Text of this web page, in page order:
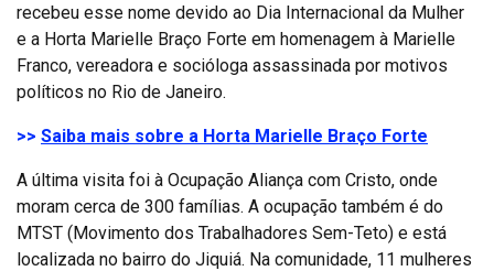
recebeu esse nome devido ao Dia Internacional da Mulher
e a Horta Marielle Braço Forte em homenagem à Marielle
Franco, vereadora e socióloga assassinada por motivos
políticos no Rio de Janeiro.
>> Saiba mais sobre a Horta Marielle Braço Forte
A última visita foi à Ocupação Aliança com Cristo, onde
moram cerca de 300 famílias. A ocupação também é do
MTST (Movimento dos Trabalhadores Sem-Teto) e está
localizada no bairro do Jiquiá. Na comunidade, 11 mulheres